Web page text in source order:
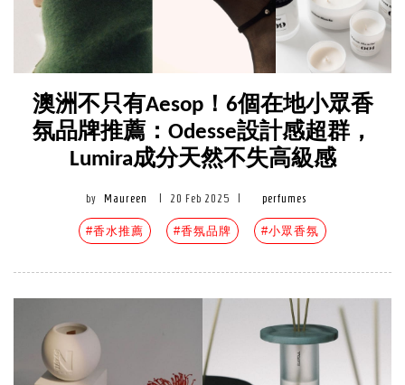
澳洲不只有Aesop！6個在地小眾香
氛品牌推薦：Odesse設計感超群，
Lumira成分天然不失高級感
by Maureen 20 Feb 2025 perfumes
#香水推薦 #香氛品牌 #小眾香氛